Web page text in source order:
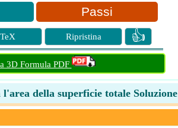
Passi
Ripristina 👍
3D Formula PDF
della superficie totale Soluzione